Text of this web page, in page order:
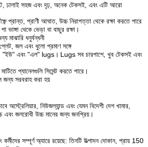
ঢালাই সহজ এবং দৃঢ়, অনেক টেকসই, এবং এটি আরো
প্রান্ত, প্রাণী আঘাত, উচ্চ নিরাপত্তা থেকে রক্ষা করতে পারে
ভাঙ্গা থেকে ভেড়া বা বাছুর রক্ষা।
মাঝারি ধনুর্বন্ধনী
জল এবং ধুলো প্রমাণ সঙ্গে
"ইউ" এবং "এল" lugs। Lugs সব চারপাশে, খুব টেকসই এবং
প্যানেলগুলি সিমেন্ট করতে পারে।
জন্য সরবরাহ করা হয়
অস্ট্রেলিয়ার, নিউজল্যান্ড এবং যেমন বিদেশী দেশ খামার,
এবং জলরোধী উচ্চ মানের জন্য জনপ্রিয়।
সম্পূর্ণ অ্যারে রয়েছে: তিনটি উত্পাদন দোকান, প্রায় 150